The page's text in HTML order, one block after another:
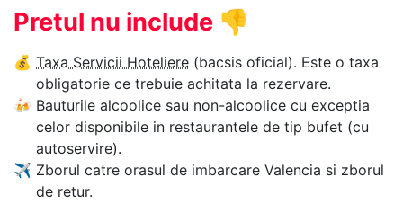
Pretul nu include 👎
💰 Taxa Servicii Hoteliere (bacsis oficial). Este o taxa
obligatorie ce trebuie achitata la rezervare.
🍻 Bauturile alcoolice sau non-alcoolice cu exceptia
celor disponibile in restaurantele de tip bufet (cu
autoservire).
✈ Zborul catre orasul de imbarcare Valencia si zborul
de retur.